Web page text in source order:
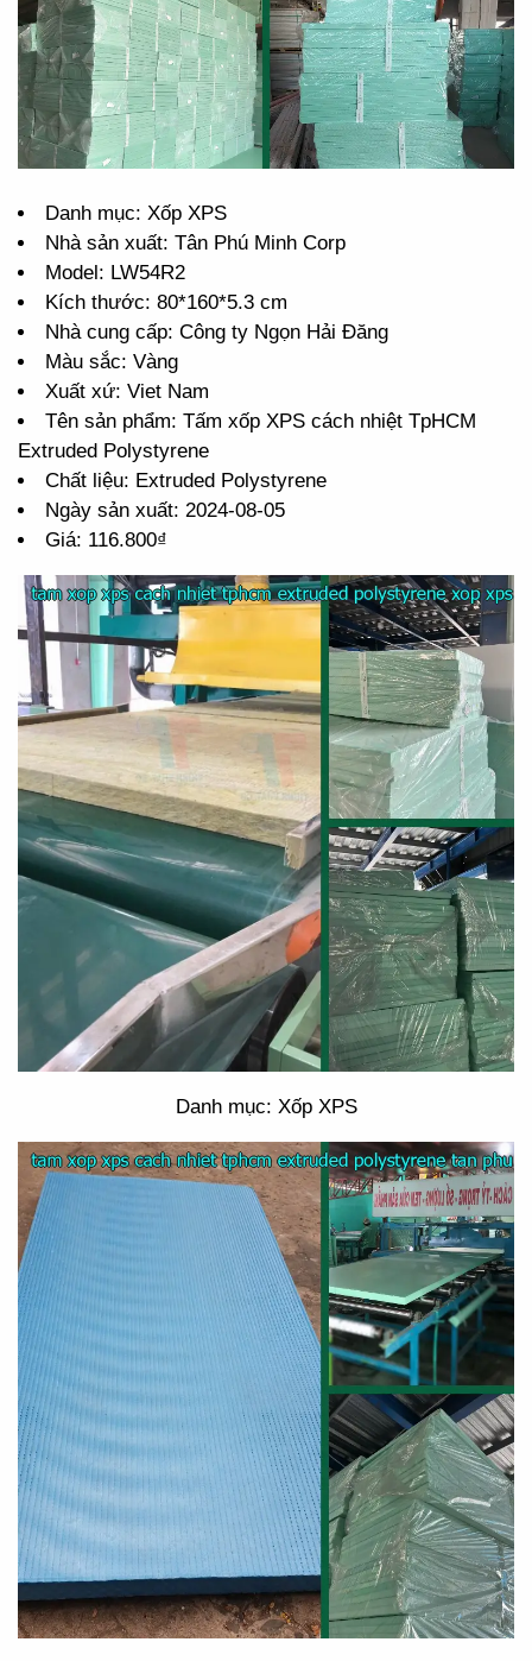
Danh mục: Xốp XPS
Nhà sản xuất: Tân Phú Minh Corp
Model: LW54R2
Kích thước: 80*160*5.3 cm
Nhà cung cấp: Công ty Ngọn Hải Đăng
Màu sắc: Vàng
Xuất xứ: Viet Nam
Tên sản phẩm: Tấm xốp XPS cách nhiệt TpHCM
Extruded Polystyrene
Chất liệu: Extruded Polystyrene
Ngày sản xuất: 2024-08-05
Giá: 116.800₫
Danh mục: Xốp XPS